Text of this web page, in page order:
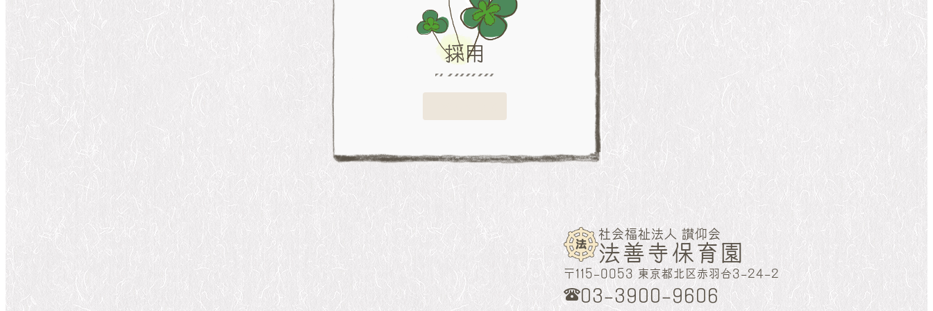
採用
社会福祉法人 讃仰会
法善寺保育園
〒115-0053 東京都北区赤羽台3-24-2
03-3900-9606